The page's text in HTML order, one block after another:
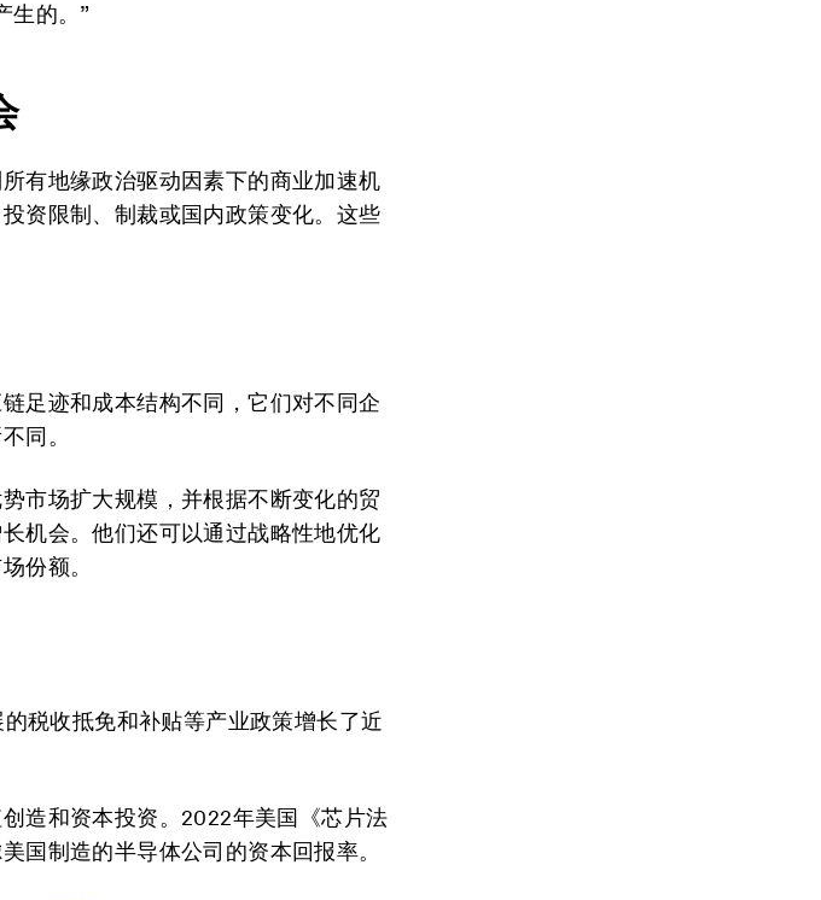
生的。”
有地缘政治驱动因素下的商业加速机
资限制、制裁或国内政策变化。这些
足迹和成本结构不同，它们对不同企
同。
市场扩大规模，并根据不断变化的贸
机会。他们还可以通过战略性地优化
份额。
税收抵免和补贴等产业政策增长了近
造和资本投资。2022年美国《芯片法
国制造的半导体公司的资本回报率。